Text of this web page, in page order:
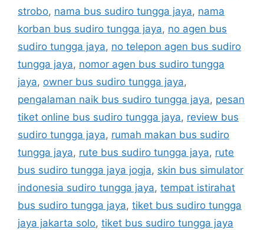
strobo, nama bus sudiro tungga jaya, nama
korban bus sudiro tungga jaya, no agen bus
sudiro tungga jaya, no telepon agen bus sudiro
tungga jaya, nomor agen bus sudiro tungga
jaya, owner bus sudiro tungga jaya,
pengalaman naik bus sudiro tungga jaya, pesan
tiket online bus sudiro tungga jaya, review bus
sudiro tungga jaya, rumah makan bus sudiro
tungga jaya, rute bus sudiro tungga jaya, rute
bus sudiro tungga jaya jogja, skin bus simulator
indonesia sudiro tungga jaya, tempat istirahat
bus sudiro tungga jaya, tiket bus sudiro tungga
jaya jakarta solo, tiket bus sudiro tungga jaya